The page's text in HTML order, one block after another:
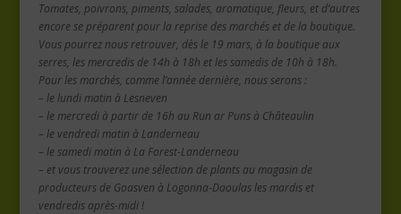
Tomates, poivrons, piments, salades, aromatique, fleurs, et d’autres
encore se préparent pour la reprise des marchés et de la boutique.
Vous pourrez nous retrouver, dès le 19 mars, à la boutique aux
serres, les mercredis de 14h à 18h et les samedis de 10h à 18h.
Pour les marchés, comme l’année dernière, nous serons :
– le lundi matin à Lesneven
– le mercredi à partir de 16h au Run ar Puns à Châteaulin
– le vendredi matin à Landerneau
– le samedi matin à La Forest-Landerneau
– et vous trouverez une sélection de plants au magasin de
producteurs de Goasven à Logonna-Daoulas les mardis et
vendredis après-midi !